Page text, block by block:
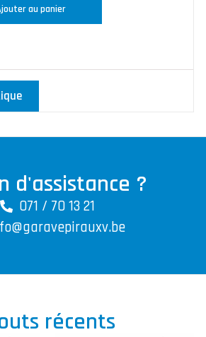
au panier
d'assistance ?
071 / 70 13 21
récents